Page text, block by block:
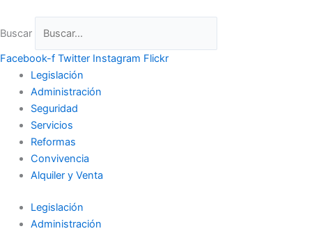
contenido
Buscar
Facebook-f Twitter Instagram Flickr
Legislación
Administración
Seguridad
Servicios
Reformas
Convivencia
Alquiler y Venta
Legislación
Administración